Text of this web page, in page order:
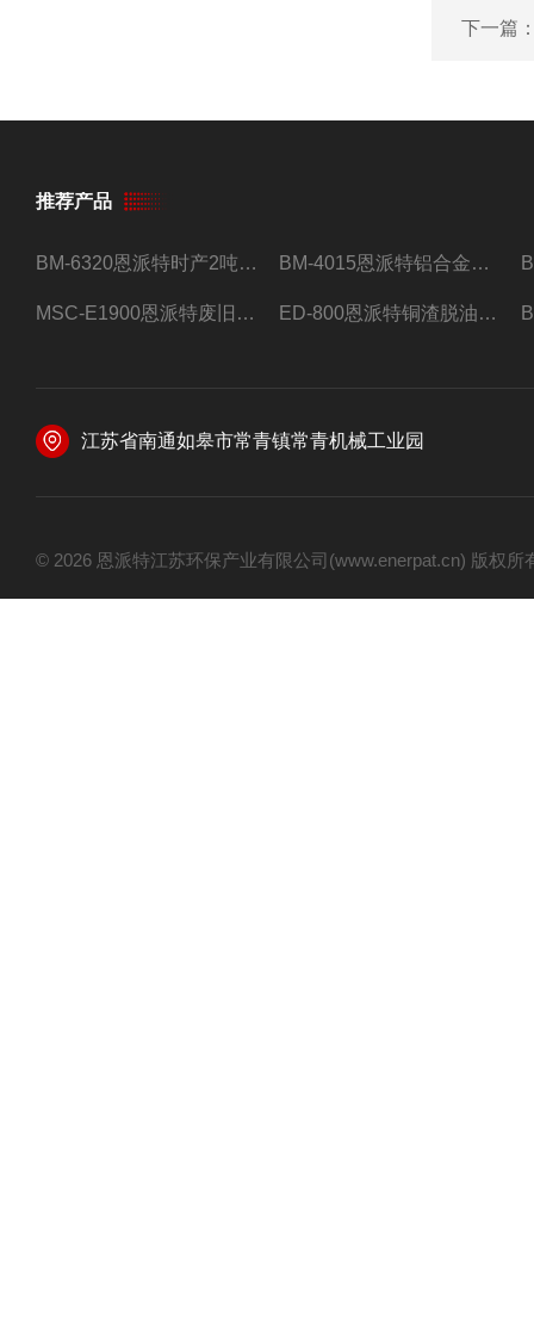
下一篇
推荐产品
BM-6320恩派特时产2吨合金钢屑压饼机 BM-4015恩派特铝合金屑压饼机 脱油效果好
MSC-E1900恩派特废旧锂电池极片破碎处理设备 ED-800恩派特铜渣脱油机废铜屑铝屑甩油机
江苏省南通如皋市常青镇常青机械工业园
© 2026 恩派特江苏环保产业有限公司(www.enerpat.cn) 版权